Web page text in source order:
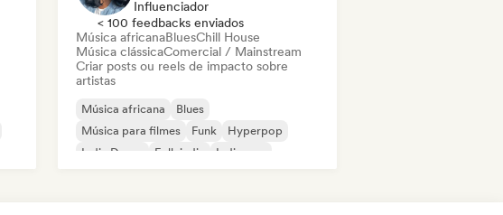
Influenciador
< 100 feedbacks enviados
Música africanaBluesChill House
Música clássicaComercial / Mainstream
Criar posts ou reels de impacto sobre
artistas
Música africana
Blues
Música para filmes
Funk
Hyperpop
Indie Dance
Folk indie Indie pop